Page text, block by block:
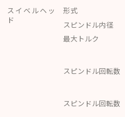
スイベルヘッ
ド
形式
スピンドル内径
最大トルク
スピンドル回転数
スピンドル回転数